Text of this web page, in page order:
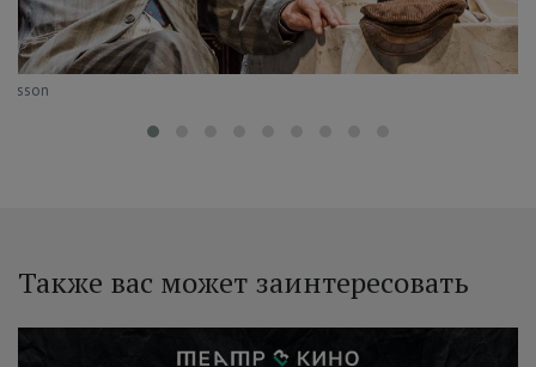
Также вас может заинтересовать